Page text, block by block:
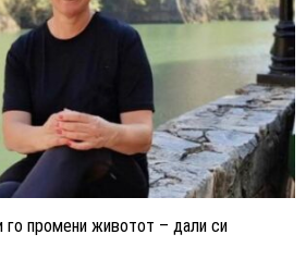
промени животот – дали си